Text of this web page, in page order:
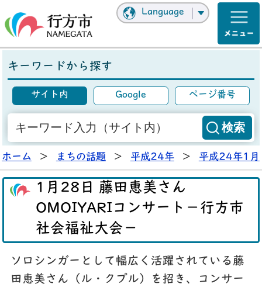
Language
キーワードから探す
サイト内 Google ページ番号
ホーム > まちの話題 > 平成24年 > 平成24年1月
1月28日 藤田恵美さん
OMOIYARIコンサート－行方市
社会福祉大会－
ソロシンガーとして幅広く活躍されている藤
田恵美さん（ル・クプル）を招き、コンサー